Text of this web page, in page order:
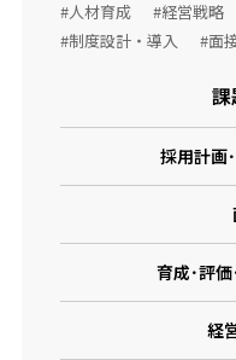
#人材育成 #経営戦略
#制度設計・導入
#面
採用計画
育成･評
経